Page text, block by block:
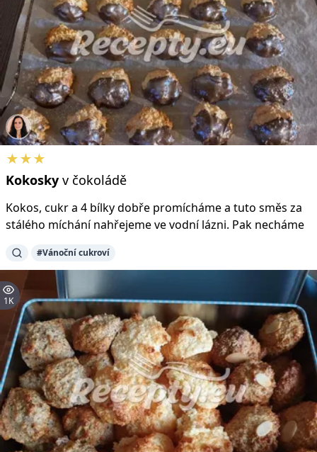
★★★
Kokosky v čokoládě
Kokos, cukr a 4 bílky dobře promícháme a tuto směs za
stálého míchání nahřejeme ve vodní lázni. Pak necháme
#Vánoční cukroví
1K